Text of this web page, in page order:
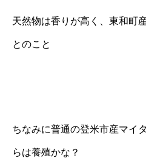
天然物は香りが高く、東和町
とのこと
ちなみに普通の登米市産マイ
らは養殖かな？